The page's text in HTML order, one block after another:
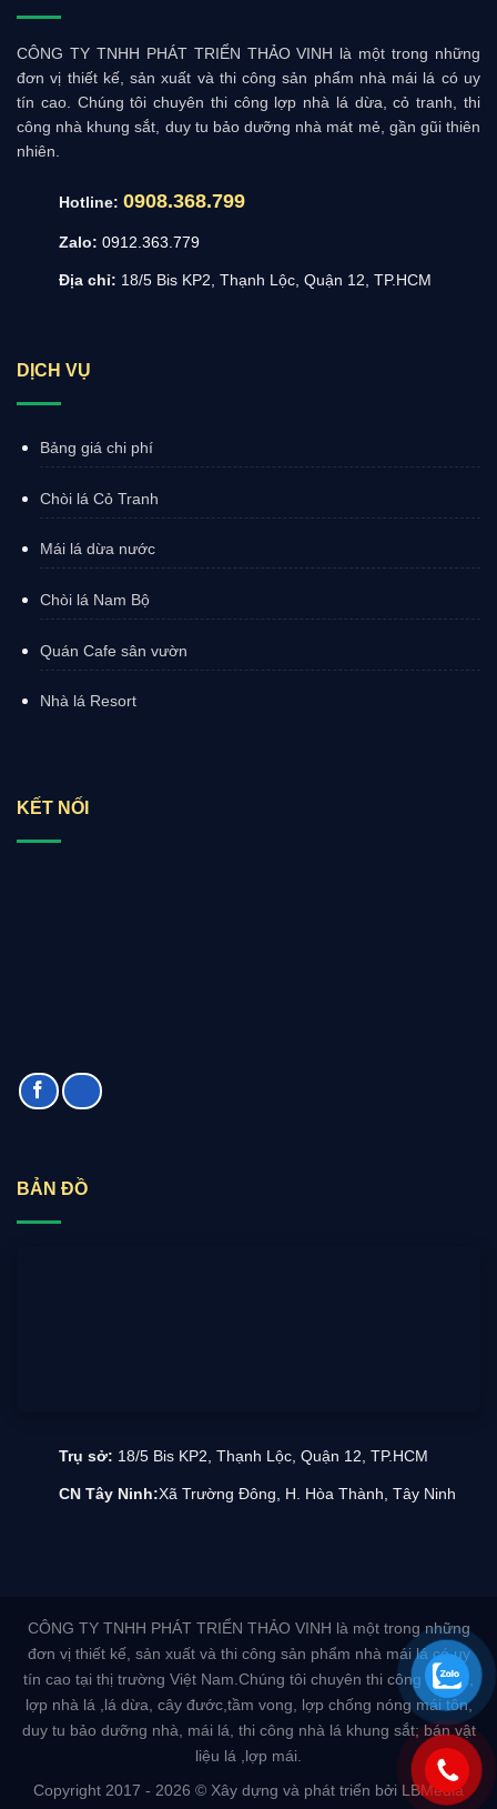
CÔNG TY TNHH PHÁT TRIỂN THẢO VINH là một trong những
đơn vị thiết kế, sản xuất và thi công sản phẩm nhà mái lá có uy
tín cao. Chúng tôi chuyên thi công lợp nhà lá dừa, cỏ tranh, thi
công nhà khung sắt, duy tu bảo dưỡng nhà mát mẻ, gần gũi thiên
nhiên.
Hotline: 0908.368.799
Zalo: 0912.363.779
Địa chỉ: 18/5 Bis KP2, Thạnh Lộc, Quận 12, TP.HCM
DỊCH VỤ
Bảng giá chi phí
Chòi lá Cỏ Tranh
Mái lá dừa nước
Chòi lá Nam Bộ
Quán Cafe sân vườn
Nhà lá Resort
KẾT NỐI
BẢN ĐỒ
Trụ sở: 18/5 Bis KP2, Thạnh Lộc, Quận 12, TP.HCM
CN Tây Ninh:Xã Trường Đông, H. Hòa Thành, Tây Ninh
CÔNG TY TNHH PHÁT TRIỂN THẢO VINH là một trong những
đơn vị thiết kế, sản xuất và thi công sản phẩm nhà mái lá có uy
tín cao tại thị trường Việt Nam.Chúng tôi chuyên thi công nhà lá,
lợp nhà lá ,lá dừa, cây đước,tầm vong, lợp chống nóng mái tôn,
duy tu bảo dưỡng nhà, mái lá, thi công nhà lá khung sắt; bán vật
liệu lá ,lợp mái.
Copyright 2017 - 2026 © Xây dựng và phát triển bởi LBMedia